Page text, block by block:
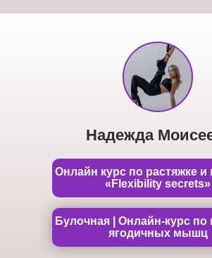
Онлайн курс по растяжке и
«Flexibility secrets»
Надежда
Булочная | Онлайн-курс по
ягодичных мышц